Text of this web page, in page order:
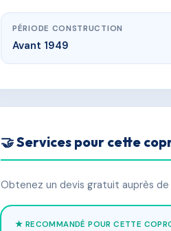
PÉRIODE CONSTRUCTION
Avant 1949
🤝 Services pour cette
Obtenez un devis gratuit auprès
★ RECOMMANDÉ POUR CETTE